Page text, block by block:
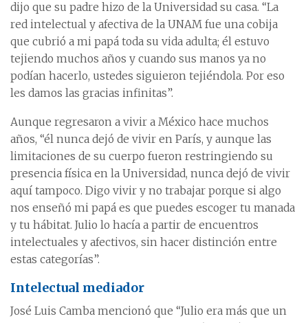
dijo que su padre hizo de la Universidad su casa. “La
red intelectual y afectiva de la UNAM fue una cobija
que cubrió a mi papá toda su vida adulta; él estuvo
tejiendo muchos años y cuando sus manos ya no
podían hacerlo, ustedes siguieron tejiéndola. Por eso
les damos las gracias infinitas”.
Aunque regresaron a vivir a México hace muchos
años, “él nunca dejó de vivir en París, y aunque las
limitaciones de su cuerpo fueron restringiendo su
presencia física en la Universidad, nunca dejó de vivir
aquí tampoco. Digo vivir y no trabajar porque si algo
nos enseñó mi papá es que puedes escoger tu manada
y tu hábitat. Julio lo hacía a partir de encuentros
intelectuales y afectivos, sin hacer distinción entre
estas categorías”.
Intelectual mediador
José Luis Camba mencionó que “Julio era más que un